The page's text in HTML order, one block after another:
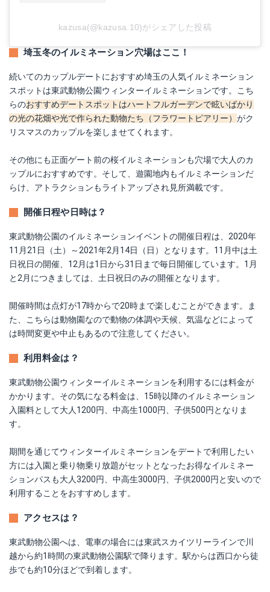
kazusa(@kazusa.10)がシェアした投稿
埼玉冬のイルミネーション穴場はここ！
続いてのカップルデートにおすすめ埼玉の人気イルミネーション
スポットは東武動物公園ウィンターイルミネーションです。こち
らのおすすめデートスポットはハートフルガーデンで眩いばかり
の光の花畑や光で作られた動物たち（フラワートピアリー） がク
リスマスのカップルを楽しませてくれます。
その他にも正面ゲート前の桜イルミネーションも穴場で大人のカ
ップルにおすすめです。そして、遊園地内もイルミネーションだ
らけ、アトラクションもライトアップされ見所満載です。
開催日程や日時は？
東武動物公園のイルミネーションイベントの開催日程は、2020年
11月21日（土）～2021年2月14日（日）となります。11月中は土
日祝日の開催、12月は1日から31日まで毎日開催しています。1月
と2月につきましては、土日祝日のみの開催となります。
開催時間は点灯が17時からで20時まで楽しむことができます。ま
た、こちらは動物園なので動物の体調や天候、気温などによって
は時間変更や中止もあるので注意してください。
利用料金は？
東武動物公園ウィンターイルミネーションを利用するには料金が
かかります。その気になる料金は、15時以降のイルミネーション
入園料として大人1200円、中高生1000円、子供500円となりま
す。
期間を通じてウィンターイルミネーションをデートで利用したい
方には入園と乗り物乗り放題がセットとなったお得なイルミネー
ションパスも大人3200円、中高生3000円、子供2000円と安いので
利用することをおすすめします。
アクセスは？
東武動物公園へは、電車の場合には東武スカイツリーラインで川
越から約1時間の東武動物公園駅で降ります。駅からは西口から徒
歩でも約10分ほどで到着します。